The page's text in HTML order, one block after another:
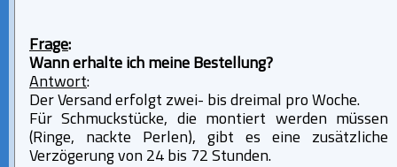
Frage:
Wann erhalte ich meine Bestellung?
Antwort:
Der Versand erfolgt zwei- bis dreimal pro Woche.
Für Schmuckstücke, die montiert werden müssen
(Ringe, nackte Perlen), gibt es eine zusätzliche
Verzögerung von 24 bis 72 Stunden.